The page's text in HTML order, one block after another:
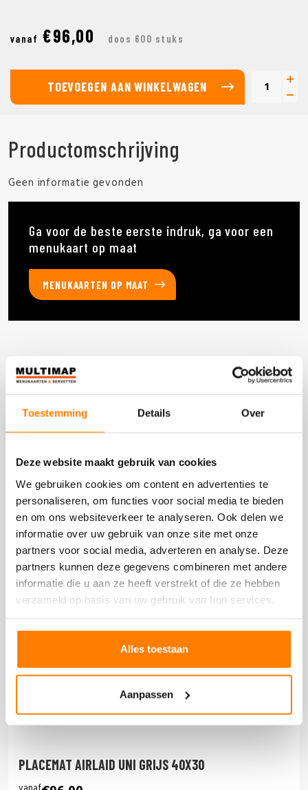
Toestemming Details Over
Deze website maakt gebruik van cookies
We gebruiken cookies om content en advertenties te
personaliseren, om functies voor social media te bieden
en om ons websiteverkeer te analyseren. Ook delen we
informatie over uw gebruik van onze site met onze
partners voor social media, adverteren en analyse. Deze
partners kunnen deze gegevens combineren met andere
informatie die u aan ze heeft verstrekt of die ze hebben
verzameld op basis van uw gebruik van hun services.
Alles toestaan
Aanpassen
vanaf €96,00 doos 600 stuks
TOEVOEGEN AAN WINKELWAGEN
Productomschrijving
Geen informatie gevonden
Ga voor de beste eerste indruk, ga voor een
menukaart op maat
MENUKAARTEN OP MAAT
Deze producten heb je eerder bekeken
DOOS 600 STUKS
PLACEMAT AIRLAID UNI GRIJS 40X30